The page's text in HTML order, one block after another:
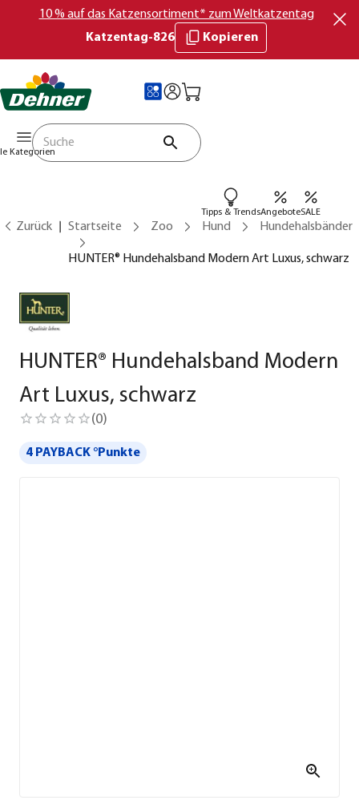
10 % auf das Katzensortiment* zum Weltkatzentag
Katzentag-826
Kopieren
Kategorien
Tipps & TrendsAngeboteSALE
Zurück Startseite Zoo Hund Hundehalsbänder
HUNTER® Hundehalsband Modern Art Luxus, schwarz
HUNTER® Hundehalsband Modern
Art Luxus, schwarz
(0)
4 PAYBACK °Punkte